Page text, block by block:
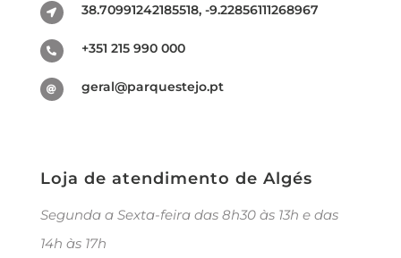
38.70991242185518, -9.22856111268967
+351 215 990 000
geral@parquestejo.pt
Loja de atendimento de Algés
Segunda a Sexta-feira das 8h30 às 13h e das
14h às 17h